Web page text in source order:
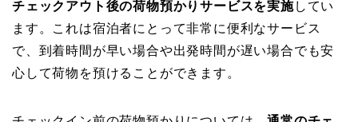
チェックアウト後の荷物預かりサービスを実施してい
ます。これは宿泊者にとって非常に便利なサービス
で、到着時間が早い場合や出発時間が遅い場合でも安
心して荷物を預けることができます。